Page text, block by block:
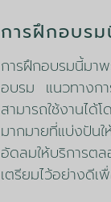
การฝึกอบร
การฝึกอบรมนี้มา
อบรม แนวทางก
สามารถใช้งานได้
มากมายที่แบ่งปัน
อัดลมให้บริการต
เตรียมไว้อย่างดี